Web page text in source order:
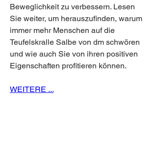
Beweglichkeit zu verbessern. Lesen
Sie weiter, um herauszufinden, warum
immer mehr Menschen auf die
Teufelskralle Salbe von dm schwören
und wie auch Sie von ihren positiven
Eigenschaften profitieren können.
WEITERE ...